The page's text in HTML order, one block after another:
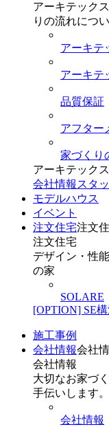
アーキテック
りの流れにつ
アーキテ
アーキテ
品質保証
アフター
家づくり
アーキテック
会社情報 スタ
モデルハウス
イベント
注文住宅注文
注文住宅
デザイン・性
の家
SOLARE
[OPTION] SE
施工事例
会社情報会社
会社情報
大切なお家づ
手伝いします。
会社情報